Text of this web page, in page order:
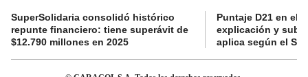
SuperSolidaria consolidó histórico
repunte financiero: tiene superávit de
$12.790 millones en 2025
Puntaje D21 en el
explicación y
aplica según el